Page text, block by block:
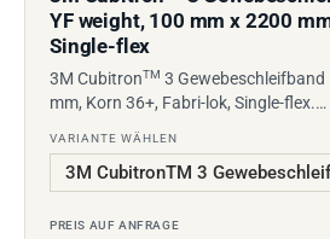
YF weight, 100 mm x 2200
Single-flex
3M CubitronTM 3
mm, Korn 36+, Fabri-lok, Single-flex.…
VARIANTE WÄHLEN
PREIS AUF ANFRAGE